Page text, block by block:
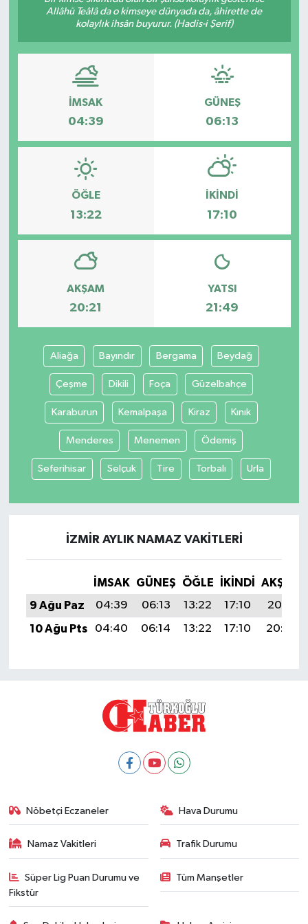
Allâhü Teâlâ da o kimseye dünyada da, âhirette de
kolaylık ihsân buyurur. (Hadis-i Şerif)
İMSAK
04:39
GÜNEŞ
06:13
ÖĞLE
13:22
İKINDI
17:10
AKŞAM
20:21
YATSI
21:49
Aliağa Bayındır Bergama Beydağ
Çeşme Dikili Foça Güzelbahçe
Karaburun Kemalpaşa Kiraz Kınık
Menderes Menemen Ödemiş
Seferihisar Selçuk Tire Torbalı Urla
İZMIR AYLIK NAMAZ VAKITLERI
İMSAK GÜNEŞ ÖĞLE İKINDI
AKŞAM
9 Ağu Paz
04:39 06:13 13:22 17:10
20:21
10 Ağu Pts
04:40 06:14 13:22 17:10 20:20
Nöbetçi Eczaneler Hava Durumu
Namaz Vakitleri Trafik Durumu
Süper Lig Puan Durumu ve
Fikstür
Tüm Manşetler